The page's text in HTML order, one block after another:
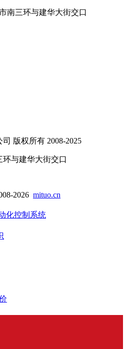
南三环与建华大街交口
版权所有 2008-2025
与建华大街交口
2026 mituo.cn
化控制系统